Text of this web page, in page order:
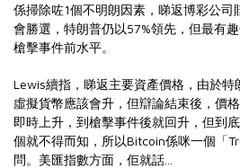
係掃除咗1個不明朗因素，睇返博彩公司
會勝選，特朗普仍以57%領先，但最有
槍擊事件前水平。
Lewis續指，睇返主要資產價格，由於特
虛擬貨幣應該會升，但辯論結束後，價
即時上升，到槍擊事件後就回升，但到
個就不得而知，所以Bitcoin係咪一個「
問。美匯指數方面，佢就話...